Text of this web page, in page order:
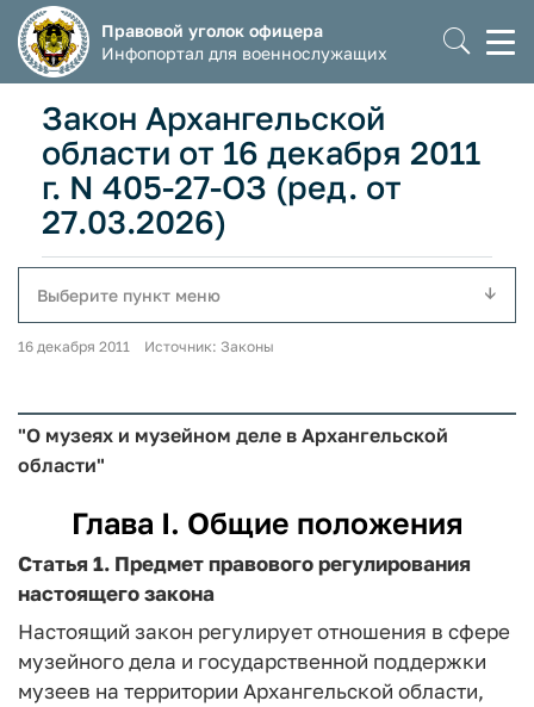
Правовой уголок офицера
Инфопортал для военнослужащих
Закон Архангельской
области от 16 декабря 2011
г. N 405-27-ОЗ (ред. от
27.03.2026)
Выберите пункт меню
16 декабря 2011 Источник: Законы
"О музеях и музейном деле в Архангельской
области"
Глава I. Общие положения
Статья 1. Предмет правового регулирования
настоящего закона
Настоящий закон регулирует отношения в сфере
музейного дела и государственной поддержки
музеев на территории Архангельской области,